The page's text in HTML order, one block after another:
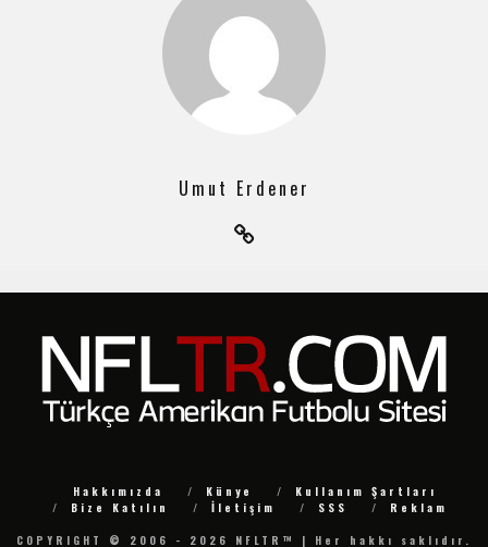
Umut Erdener
Hakkımızda Künye
Kullanım Şartları
Bize Katılın
İletişim SSS
Reklam
COPYRIGHT © 2006 - 2026 NFLTR™ | Her hakkı saklıdır.